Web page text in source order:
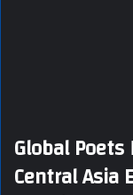
Global
Central Asia